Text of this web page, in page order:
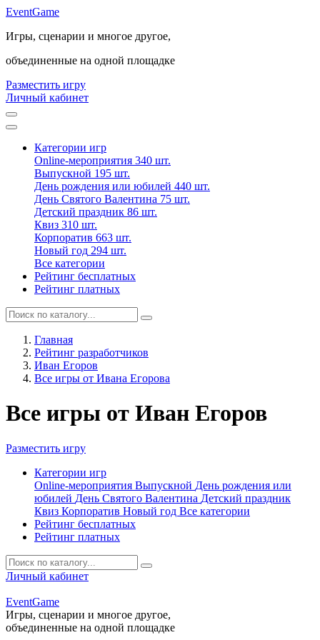
EventGame
Игры, сценарии и многое другое,
объединенные на одной площадке
Разместить игру
Личный кабинет
Категории игр
Online-мероприятия 340 шт.
Выпускной 195 шт.
День рождения или юбилей 440 шт.
День Святого Валентина 75 шт.
Детский праздник 86 шт.
Квиз 310 шт.
Корпоратив 663 шт.
Новый год 294 шт.
Все категории
Рейтинг бесплатных
Рейтинг платных
Главная
Рейтинг разработчиков
Иван Егоров
Все игры от Ивана Егорова
Все игры от Иван Егоров
Разместить игру
Категории игр
Online-мероприятия Выпускной День рождения или
юбилей День Святого Валентина Детский праздник
Квиз Корпоратив Новый год Все категории
Рейтинг бесплатных
Рейтинг платных
Личный кабинет
EventGame
Игры, сценарии и многое другое,
объединенные на одной площадке